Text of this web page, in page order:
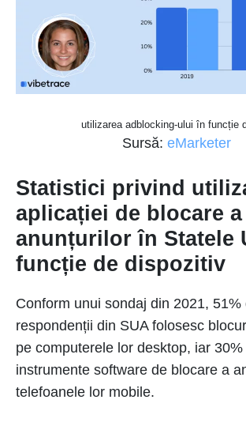
utilizarea adblocking-ului în funcție
Sursă: eMarketer
Statistici privind
aplicației de blocare a
anunțurilor în Statele
funcție de dispozitiv
Conform unui sondaj din 2021, 51%
respondenții din SUA folosesc
pe computerele lor desktop, iar
instrumente software de blocare a
telefoanele lor mobile.